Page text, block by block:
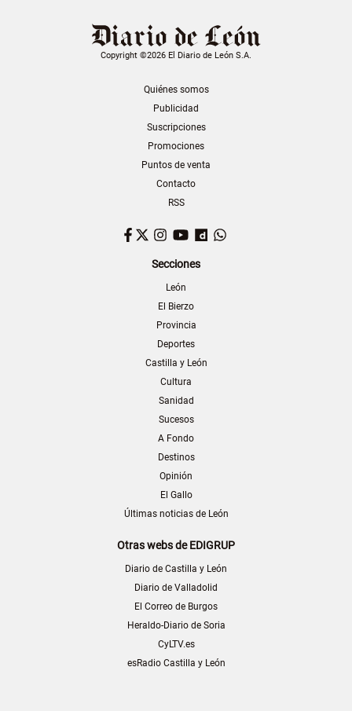
Copyright ©2026 El Diario de León S.A.
Quiénes somos
Publicidad
Suscripciones
Promociones
Puntos de venta
Contacto
RSS
Facebook
TwitterInstagram
YouTubeDailymotion
Secciones
León
El Bierzo
Provincia
Deportes
Castilla y León
Cultura
Sanidad
Sucesos
A Fondo
Destinos
Opinión
El Gallo
Últimas noticias de León
Otras webs de EDIGRUP
Diario de Castilla y León
Diario de Valladolid
El Correo de Burgos
Heraldo-Diario de Soria
CyLTV.es
esRadio Castilla y León